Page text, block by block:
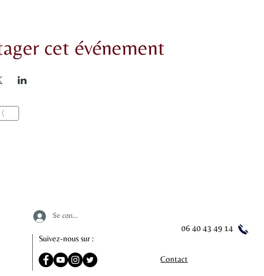
cet événement
Se connecter
06 40 43 49 14
Suivez-nous sur :
Contact